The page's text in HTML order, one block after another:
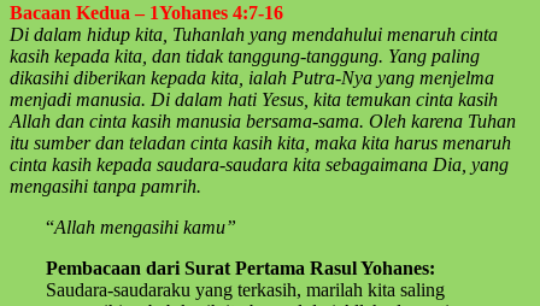
Bacaan Kedua – 1Yohanes 4:7-16
Di dalam hidup kita, Tuhanlah yang mendahului menaruh cinta
kasih kepada kita, dan tidak tanggung-tanggung. Yang paling
dikasihi diberikan kepada kita, ialah Putra-Nya yang menjelma
menjadi manusia. Di dalam hati Yesus, kita temukan cinta kasih
Allah dan cinta kasih manusia bersama-sama. Oleh karena Tuhan
itu sumber dan teladan cinta kasih kita, maka kita harus menaruh
cinta kasih kepada saudara-saudara kita sebagaimana Dia, yang
mengasihi tanpa pamrih.
“Allah mengasihi kamu”
Pembacaan dari Surat Pertama Rasul Yohanes:
Saudara-saudaraku yang terkasih, marilah kita saling